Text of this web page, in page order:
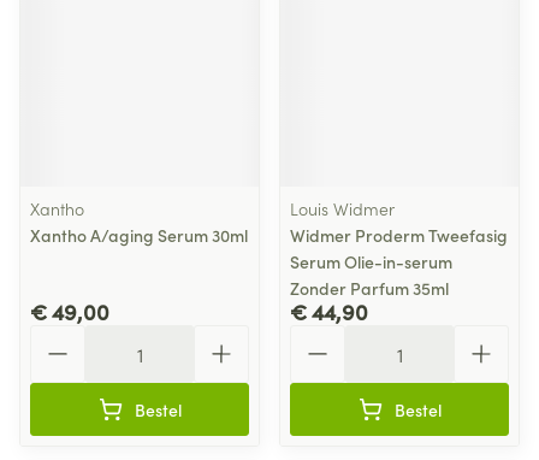
Xantho
Xantho A/aging Serum 30ml
€ 49,00
Bestel
Louis Widmer
Widmer Proderm Tweefasig
Serum Olie-in-serum
Zonder Parfum 35ml
€ 44,90
Bestel